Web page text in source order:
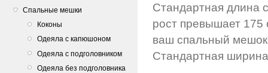
Спальные мешки
Коконы
Одеяла с капюшоном
Одеяла с подголовником
Одеяла без подголовника
Стандартная длина
рост превышает 175
ваш спальный мешок
Стандартная